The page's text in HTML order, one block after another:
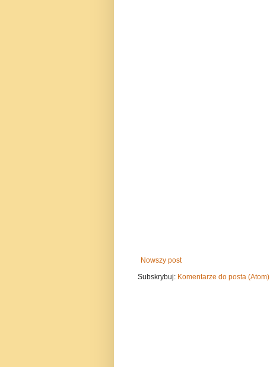
Nowszy post
Subskrybuj: Komentarze do posta (Atom)